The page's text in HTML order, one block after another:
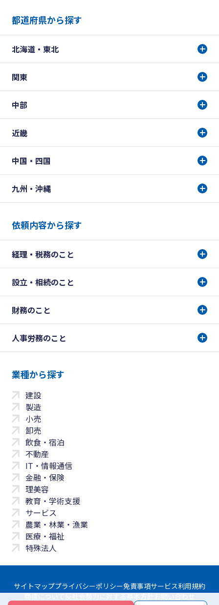
都道府県から探す
北海道・東北
関東
中部
近畿
中国・四国
九州・沖縄
依頼内容から探す
経理・税務のこと
設立・相続のこと
財務のこと
人事労務のこと
業種から探す
建設
製造
小売
卸売
飲食・宿泊
不動産
IT・情報通信
金融・保険
理美容
教育・学術支援
サービス
農業・林業・漁業
医療・福祉
特殊法人
サイトマッププライバシーポリシー免責事項サービス利用規約
商標について反社会勢力に対する基本方針お問い合わせ